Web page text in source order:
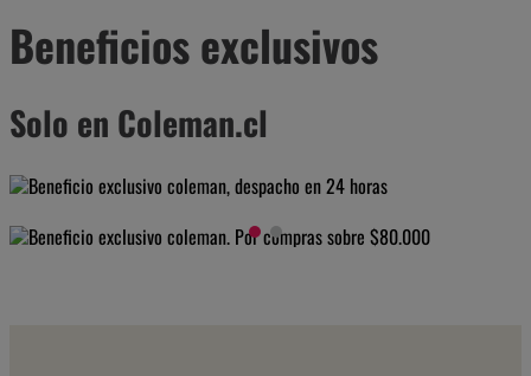
Beneficios exclusivos
Solo en Coleman.cl